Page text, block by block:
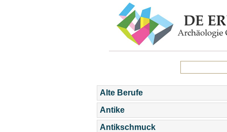
Alte Berufe
Antike
Antikschmuck